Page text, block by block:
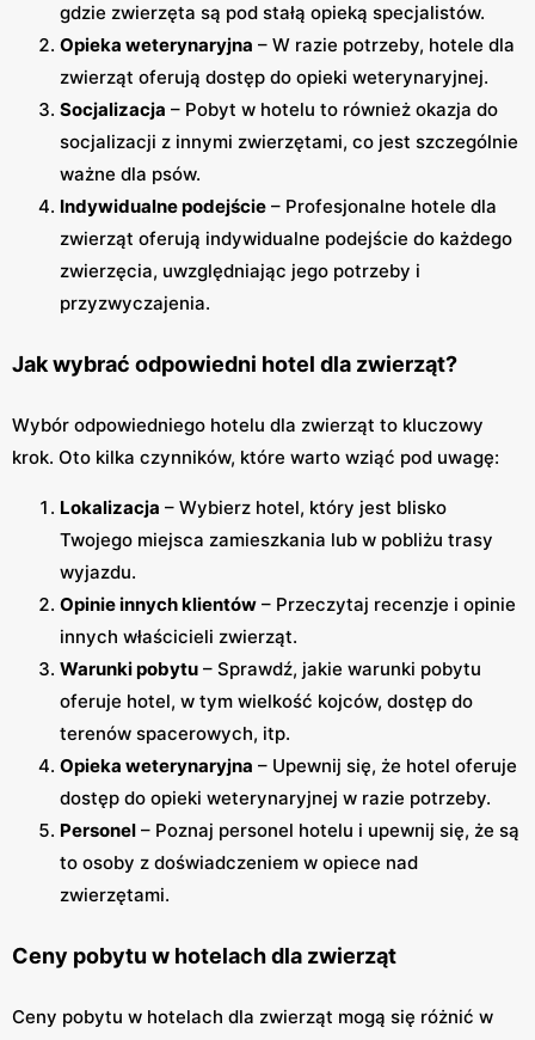
gdzie zwierzęta są pod stałą opieką specjalistów.
Opieka weterynaryjna – W razie potrzeby, hotele dla
zwierząt oferują dostęp do opieki weterynaryjnej.
Socjalizacja – Pobyt w hotelu to również okazja do
socjalizacji z innymi zwierzętami, co jest szczególnie
ważne dla psów.
Indywidualne podejście – Profesjonalne hotele dla
zwierząt oferują indywidualne podejście do każdego
zwierzęcia, uwzględniając jego potrzeby i
przyzwyczajenia.
Jak wybrać odpowiedni hotel dla zwierząt?
Wybór odpowiedniego hotelu dla zwierząt to kluczowy
krok. Oto kilka czynników, które warto wziąć pod uwagę:
Lokalizacja – Wybierz hotel, który jest blisko
Twojego miejsca zamieszkania lub w pobliżu trasy
wyjazdu.
Opinie innych klientów – Przeczytaj recenzje i opinie
innych właścicieli zwierząt.
Warunki pobytu – Sprawdź, jakie warunki pobytu
oferuje hotel, w tym wielkość kojców, dostęp do
terenów spacerowych, itp.
Opieka weterynaryjna – Upewnij się, że hotel oferuje
dostęp do opieki weterynaryjnej w razie potrzeby.
Personel – Poznaj personel hotelu i upewnij się, że są
to osoby z doświadczeniem w opiece nad
zwierzętami.
Ceny pobytu w hotelach dla zwierząt
Ceny pobytu w hotelach dla zwierząt mogą się różnić w